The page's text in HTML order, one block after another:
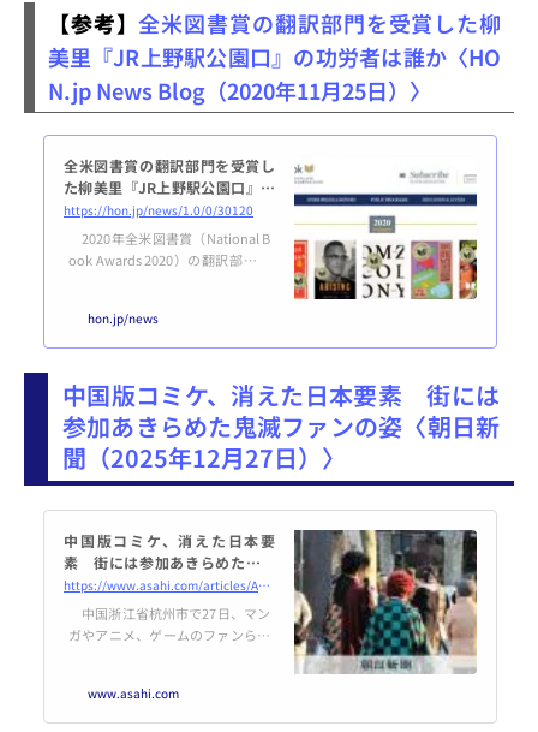
【参考】全米図書賞の翻訳部門を受賞した柳
美里『JR上野駅公園口』の功労者は誰か〈HO
N.jp News Blog（2020年11月25日）〉
全米図書賞の翻訳部門を受賞し
た柳美里『JR上野駅公園口』の
功労者は誰か
https://hon.jp/news/1.0/0/30120
2020年全米図書賞（National B
ook Awards 2020）の翻訳部門に
た。近年、日本の女性作家作品が
海外で評価されることが多くなっ
日本の女性作家に限った話では
「ない」そうです。おなじみ、大
原ケイさんによる解説です。村田
沙耶香、多和田葉子、小川洋子、
柳美里、川上未映子、松田青子、
hon.jp/news
中国版コミケ、消えた日本要素 街には
参加あきらめた鬼滅ファンの姿〈朝日新
聞（2025年12月27日）〉
中国版コミケ、消えた日本要
素 街には参加あきらめた鬼滅
ファンの姿：朝日新聞
https://www.asahi.com/articles/ASTDW3RRSTDWUHBI00NM.html
中国浙江省杭州市で27日、マン
ガやアニメ、ゲームのファンらが
の台湾有事発言をめぐり日中関係
が冷え込む中、主催側の要請で日
www.asahi.com